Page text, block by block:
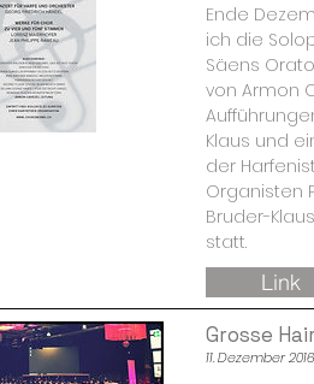
Ende
ich die
Säens
von Armon
Klaus und
der
Organisten
Bruder-
statt.
Link
Grosse
11. Dezember 2016